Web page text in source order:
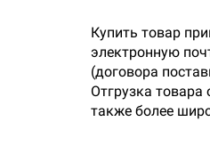
Купить товар
электронную
(договора
Отгрузка товара
также более